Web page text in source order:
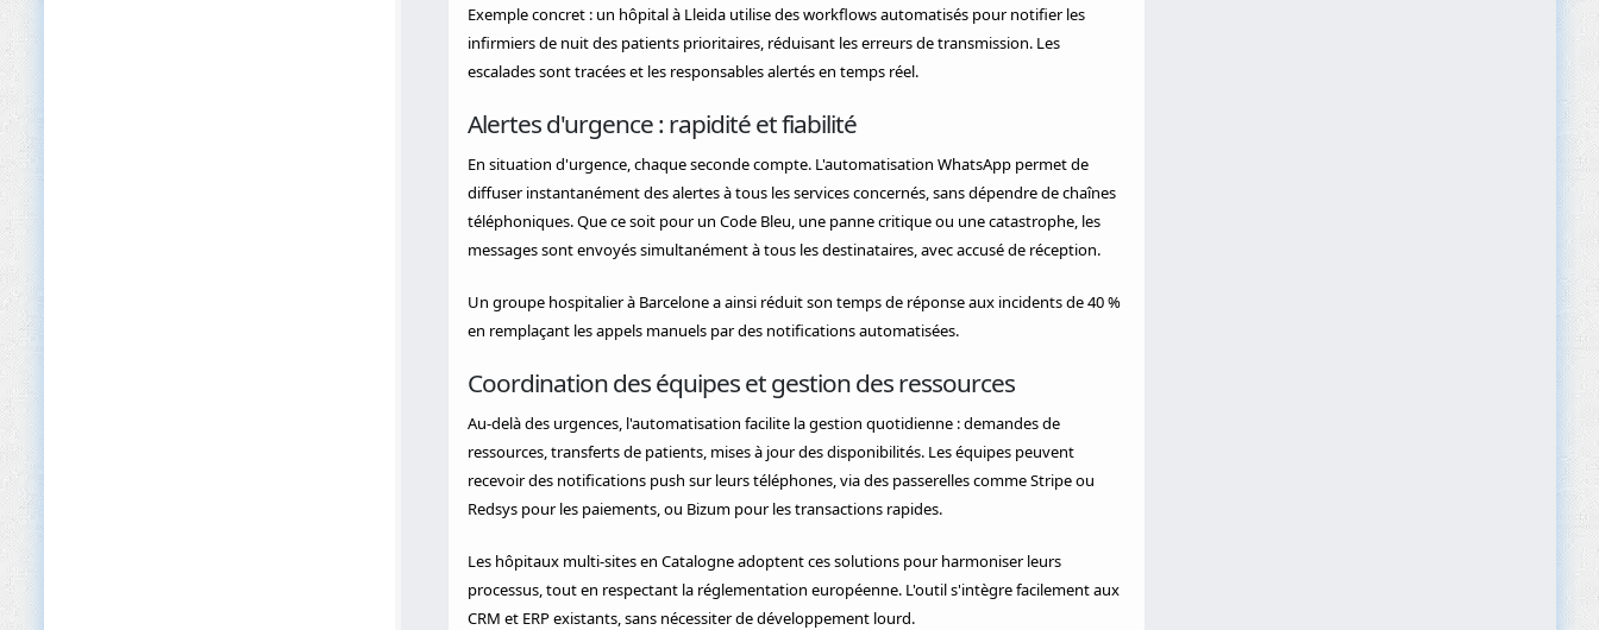
Exemple concret : un hôpital à Lleida utilise des workflows automatisés pour notifier les
infirmiers de nuit des patients prioritaires, réduisant les erreurs de transmission. Les
escalades sont tracées et les responsables alertés en temps réel.
Alertes d'urgence : rapidité et fiabilité
En situation d'urgence, chaque seconde compte. L'automatisation WhatsApp permet de
diffuser instantanément des alertes à tous les services concernés, sans dépendre de chaînes
téléphoniques. Que ce soit pour un Code Bleu, une panne critique ou une catastrophe, les
messages sont envoyés simultanément à tous les destinataires, avec accusé de réception.
Un groupe hospitalier à Barcelone a ainsi réduit son temps de réponse aux incidents de 40 %
en remplaçant les appels manuels par des notifications automatisées.
Coordination des équipes et gestion des ressources
Au-delà des urgences, l'automatisation facilite la gestion quotidienne : demandes de
ressources, transferts de patients, mises à jour des disponibilités. Les équipes peuvent
recevoir des notifications push sur leurs téléphones, via des passerelles comme Stripe ou
Redsys pour les paiements, ou Bizum pour les transactions rapides.
Les hôpitaux multi-sites en Catalogne adoptent ces solutions pour harmoniser leurs
processus, tout en respectant la réglementation européenne. L'outil s'intègre facilement aux
CRM et ERP existants, sans nécessiter de développement lourd.